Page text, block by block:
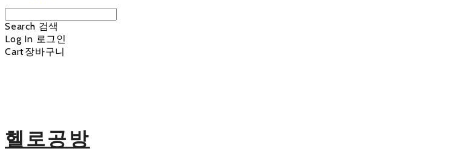
Search 검색
Log In 로그인
Cart장바구니
헬로공방